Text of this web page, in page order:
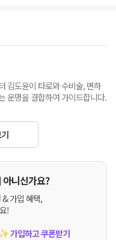
김도윤이 타로와 수비술, 변하
운명을 결합하여 가이드합니다.
아니신가요?
가입 혜택,
!
✨가입하고 쿠폰받기